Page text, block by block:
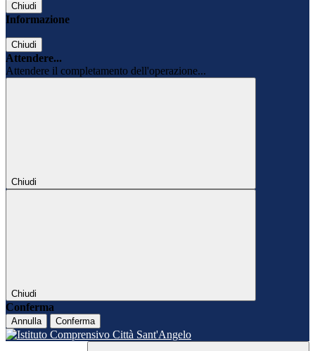
Chiudi
Informazione
Chiudi
Attendere...
Attendere il completamento dell'operazione...
Chiudi
Chiudi
Conferma
Annulla Conferma